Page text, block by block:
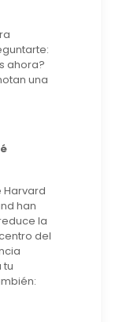
ahora?
una
Harvard
han
la
del
tu